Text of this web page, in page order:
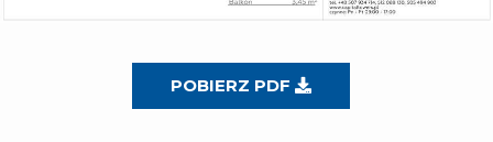
POBIERZ PDF